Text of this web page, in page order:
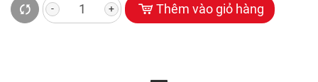
- + Thêm vào giỏ hàng